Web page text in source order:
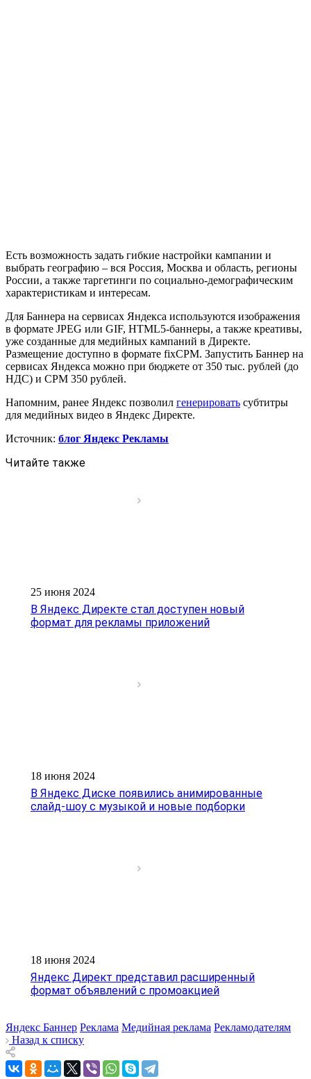
Есть возможность задать гибкие настройки кампании и
выбрать географию – вся Россия, Москва и область, регионы
России, а также таргетинги по социально-демографическим
характеристикам и интересам.
Для Баннера на сервисах Яндекса используются изображения
в формате JPEG или GIF, HTML5-баннеры, а также креативы,
уже созданные для медийных кампаний в Директе.
Размещение доступно в формате fixCPM. Запустить Баннер на
сервисах Яндекса можно при бюджете от 350 тыс. рублей (до
НДС) и CPM 350 рублей.
Напомним, ранее Яндекс позволил генерировать субтитры
для медийных видео в Яндекс Директе.
Источник: блог Яндекс Рекламы
Читайте также
25 июня 2024
В Яндекс Директе стал доступен новый
формат для рекламы приложений
18 июня 2024
В Яндекс Диске появились анимированные
слайд-шоу с музыкой и новые подборки
18 июня 2024
Яндекс Директ представил расширенный
формат объявлений с промоакцией
Яндекс Баннер Реклама Медийная реклама Рекламодателям
Назад к списку